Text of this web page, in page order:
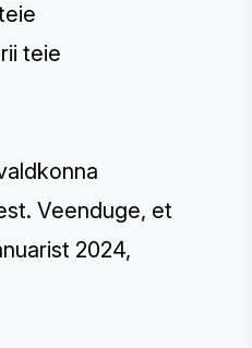
teie
Veenduge, et
2024,